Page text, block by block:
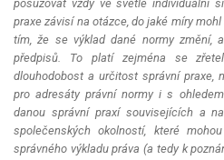
posuzovat vždy ve světle individuální
praxe závisí na otázce, do jaké míry
tím, že se výklad dané normy změní,
předpisů. To platí zejména se
dlouhodobost a určitost správní praxe,
pro adresáty právní normy i s
danou správní praxí souvisejících a
společenských okolností, které
správného výkladu práva (a tedy k